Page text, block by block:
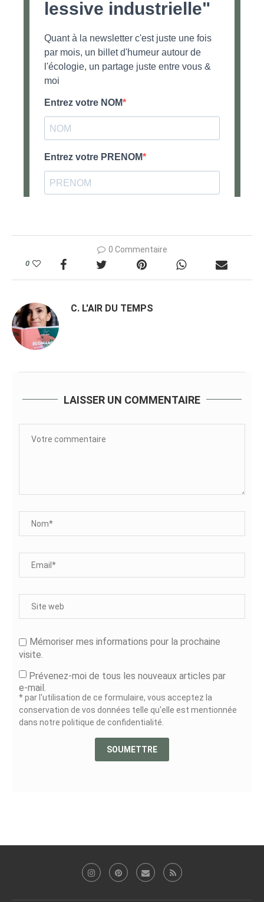
0 Commentaire
0
C. L'AIR DU TEMPS
LAISSER UN COMMENTAIRE
Mémoriser mes informations pour la prochaine
visite.
Prévenez-moi de tous les nouveaux articles par
e-mail.
* par l'utilisation de ce formulaire, vous acceptez la
conservation de vos données telle qu'elle est mentionnée
dans notre politique de confidentialité.